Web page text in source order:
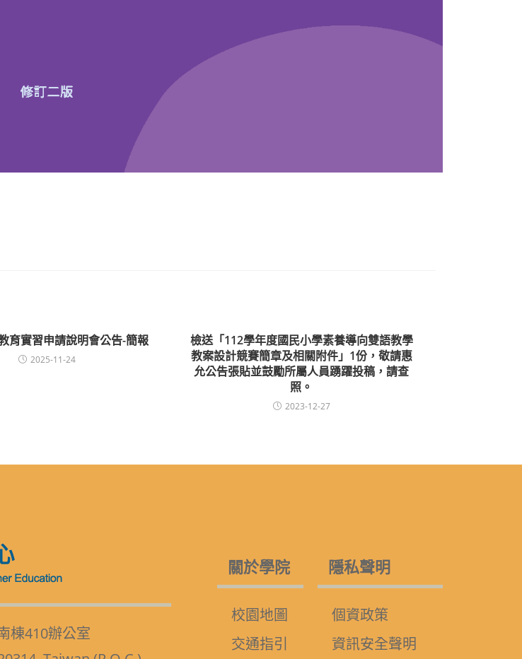
育實習申請說明會公告-簡報
2025-11-24
檢送「112學年度國民小學素養導向雙語教學
教案設計競賽簡章及相關附件」1份，敬請惠
允公告張貼並鼓勵所屬人員踴躍投稿，請查
照。
2023-12-27
棟410辦公室
關於學院
校園地圖
交通指引
隱私聲明
個資政策
資訊安全聲明